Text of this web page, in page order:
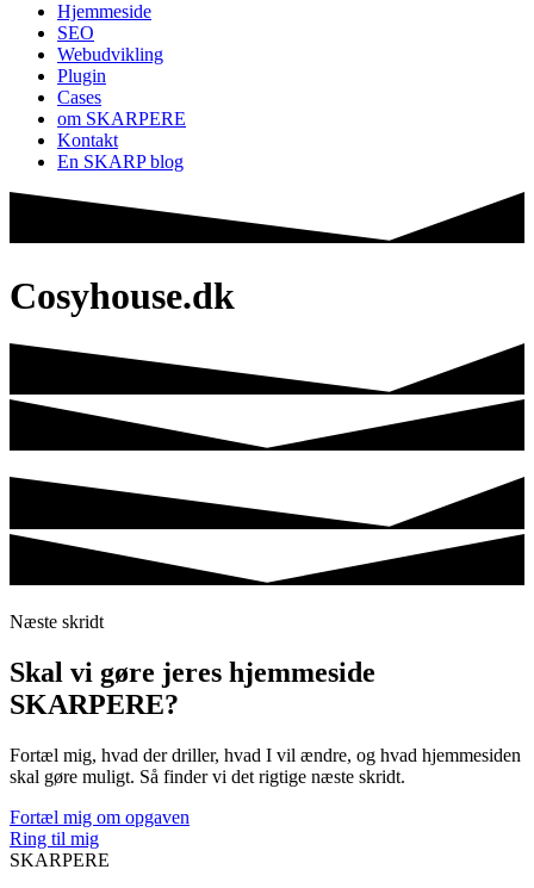
Hjemmeside
SEO
Webudvikling
Plugin
Cases
om SKARPERE
Kontakt
En SKARP blog
Cosyhouse.dk
Næste skridt
Skal vi gøre jeres hjemmeside
SKARPERE?
Fortæl mig, hvad der driller, hvad I vil ændre, og hvad hjemmesiden
skal gøre muligt. Så finder vi det rigtige næste skridt.
Fortæl mig om opgaven
Ring til mig
SKARPERE